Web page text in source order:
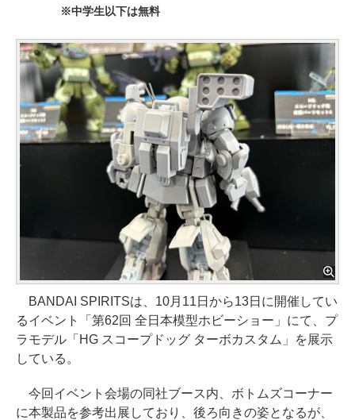
※中学生以下は無料
BANDAI SPIRITSは、10月11日から13日に開催してい
るイベント「第62回 全日本模型ホビーショー」にて、プ
ラモデル「HG スコープドッグ ターボカスタム」を展示
している。
今回イベント会場の同社ブース内、ボトムズコーナー
に本製品を参考出展しており、後ろ向きの姿となるが、